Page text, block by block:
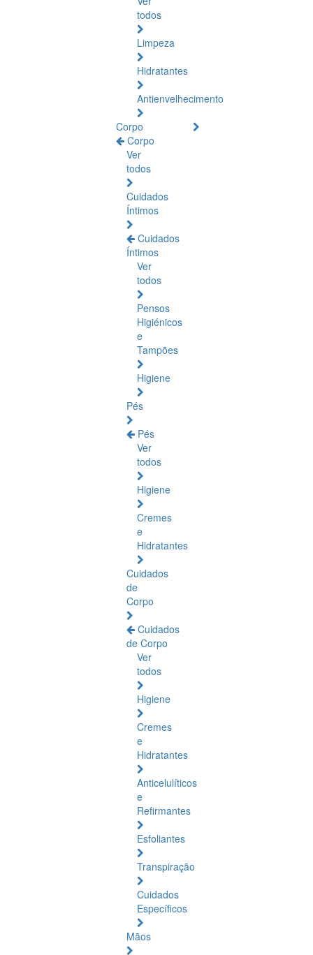
todos
Limpeza
Hidratantes
Antienvelhecimento
Corpo
Corpo
Ver
todos
Cuidados
Íntimos
Cuidados
Íntimos
Ver
todos
Pensos
Higiénicos
e
Tampões
Higiene
Pés
Pés
Ver
todos
Higiene
Cremes
e
Hidratantes
Cuidados
de
Corpo
Cuidados
de Corpo
Ver
todos
Higiene
Cremes
e
Hidratantes
Anticelulíticos
e
Refirmantes
Esfoliantes
Transpiração
Cuidados
Específicos
Mãos